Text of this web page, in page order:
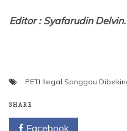
Editor : Syafarudin Delvin.
PETI Ilegal Sanggau
SHARE
Facebook